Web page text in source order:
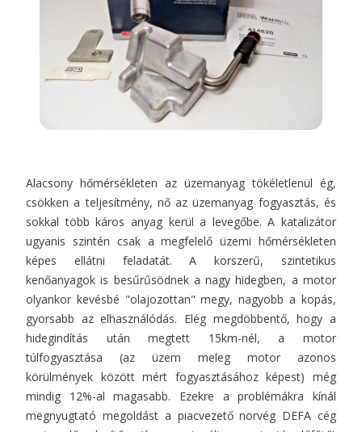
Alacsony hőmérsékleten az üzemanyag tökéletlenül ég,
csökken a teljesítmény, nő az üzemanyag fogyasztás, és
sokkal több káros anyag kerül a levegőbe. A katalizátor
ugyanis szintén csak a megfelelő üzemi hőmérsékleten
képes ellátni feladatát. A korszerű, szintetikus
kenőanyagok is besűrűsödnek a nagy hidegben, a motor
olyankor kevésbé "olajozottan" megy, nagyobb a kopás,
gyorsabb az elhasználódás. Elég megdöbbentő, hogy a
hidegindítás után megtett 15km-nél, a motor
túlfogyasztása (az üzem meleg motor azonos
körülmények között mért fogyasztásához képest) még
mindig 12%-al magasabb. Ezekre a problémákra kínál
megnyugtató megoldást a piacvezető norvég DEFA cég